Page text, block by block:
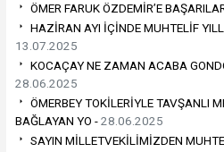
ÖMER FARUK ÖZDEMİR’E
HAZİRAN AYI İÇİNDE MUHTELİF
13.07.2025
KOCAÇAY NE ZAMAN ACABA
28.06.2025
ÖMERBEY TOKİLERİYLE TAVŞANLI
BAĞLAYAN YO -28.06.2025
SAYIN MİLLETVEKİLİMİZDEN